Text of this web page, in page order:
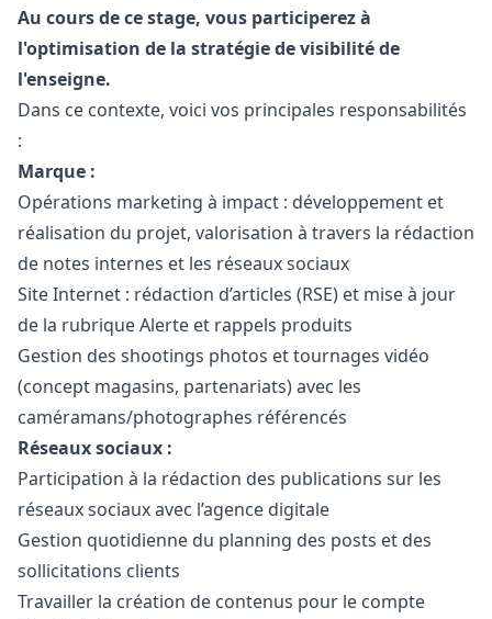
Au cours de ce stage, vous participerez à
l'optimisation de la stratégie de visibilité de
l'enseigne.
Dans ce contexte, voici vos principales responsabilités
:
Marque :
Opérations marketing à impact : développement et
réalisation du projet, valorisation à travers la rédaction
de notes internes et les réseaux sociaux
Site Internet : rédaction d’articles (RSE) et mise à jour
de la rubrique Alerte et rappels produits
Gestion des shootings photos et tournages vidéo
(concept magasins, partenariats) avec les
caméramans/photographes référencés
Réseaux sociaux :
Participation à la rédaction des publications sur les
réseaux sociaux avec l’agence digitale
Gestion quotidienne du planning des posts et des
sollicitations clients
Travailler la création de contenus pour le compte